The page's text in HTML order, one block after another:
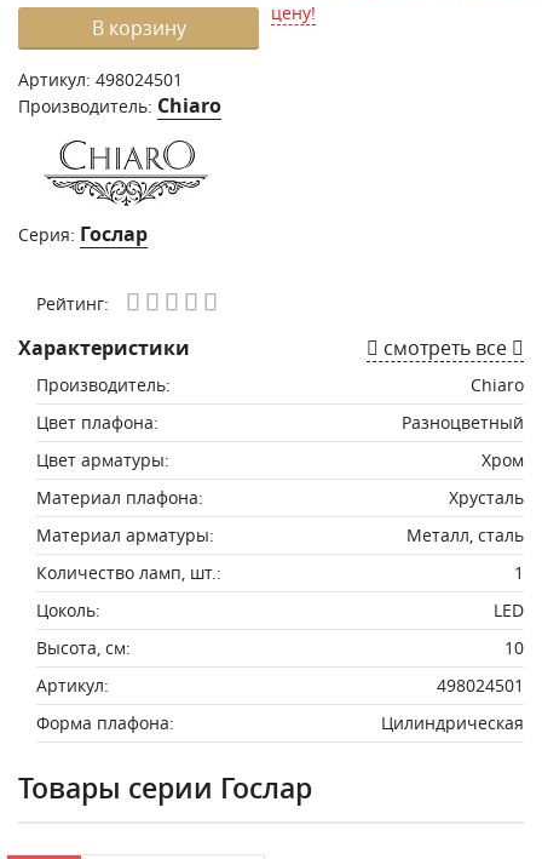
В корзину
Артикул: 498024501
Производитель: Chiaro
Серия: Гослар
цену!
Рейтинг:
Характеристики смотреть все
Производитель:
Chiaro
Цвет плафона:
Разноцветный
Цвет арматуры:
Хром
Материал плафона:
Хрусталь
Материал арматуры:
Металл, сталь
Количество ламп, шт.:
1
Цоколь:
LED
Высота, см:
10
Артикул:
498024501
Форма плафона:
Цилиндрическая
Товары серии Гослар